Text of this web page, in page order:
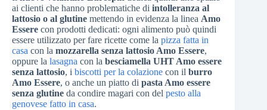
ai clienti che hanno problematiche di intolleranza al
lattosio o al glutine mettendo in evidenza la linea Amo
Essere con prodotti dedicati: ogni alimento può quindi
essere utilizzato per fare ricette come la pizza fatta in
casa con la mozzarella senza lattosio Amo Essere,
oppure la lasagna con la besciamella UHT Amo essere
senza lattosio, i biscotti per la colazione con il burro
Amo Essere, o anche un piatto di pasta Amo essere
senza glutine da condire magari con del pesto alla
genovese fatto in casa.